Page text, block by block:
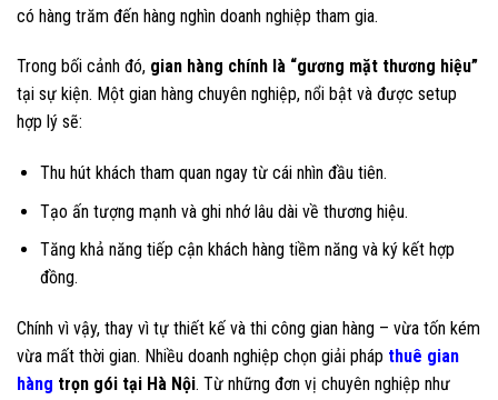
có hàng trăm đến hàng nghìn doanh nghiệp tham gia.
Trong bối cảnh đó, gian hàng chính là “gương mặt thương hiệu”
tại sự kiện. Một gian hàng chuyên nghiệp, nổi bật và được setup
hợp lý sẽ:
Thu hút khách tham quan ngay từ cái nhìn đầu tiên.
Tạo ấn tượng mạnh và ghi nhớ lâu dài về thương hiệu.
Tăng khả năng tiếp cận khách hàng tiềm năng và ký kết hợp
đồng.
Chính vì vậy, thay vì tự thiết kế và thi công gian hàng – vừa tốn kém
vừa mất thời gian. Nhiều doanh nghiệp chọn giải pháp thuê gian
hàng trọn gói tại Hà Nội. Từ những đơn vị chuyên nghiệp như